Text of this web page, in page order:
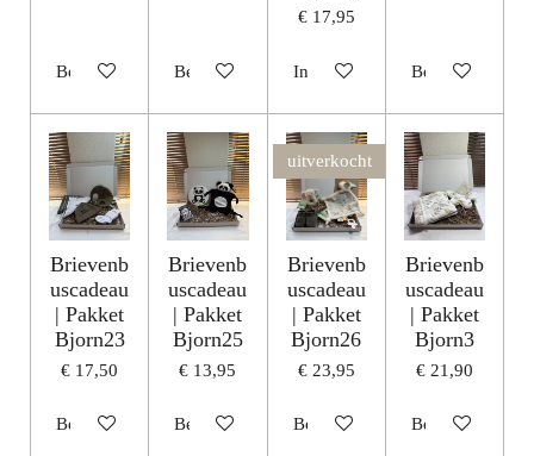
Bekijk details Bekijk details
€ 17,95
In winkelwagenBekijk details
Brievenb
uscadeau
| Pakket
Bjorn23
€ 17,50
Bekijk details
Brievenb
uscadeau
| Pakket
Bjorn25
€ 13,95
Bekijk details
uitverkocht
Brievenb
uscadeau
| Pakket
Bjorn26
€ 23,95
Bekijk details
Brievenb
uscadeau
| Pakket
Bjorn3
€ 21,90
Bekijk details